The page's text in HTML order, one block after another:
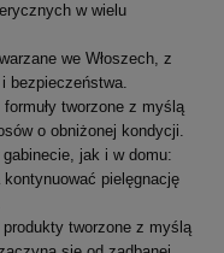
w wielu
we Włoszech, z
bezpieczeństwa.
tworzone z myślą
o obniżonej kondycji.
jak i w domu:
pielęgnację
produkty tworzone z myślą